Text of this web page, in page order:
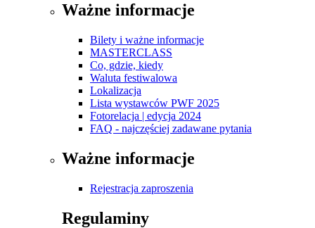
Ważne informacje
Bilety i ważne informacje
MASTERCLASS
Co, gdzie, kiedy
Waluta festiwalowa
Lokalizacja
Lista wystawców PWF 2025
Fotorelacja | edycja 2024
FAQ - najczęściej zadawane pytania
Ważne informacje
Rejestracja zaproszenia
Regulaminy